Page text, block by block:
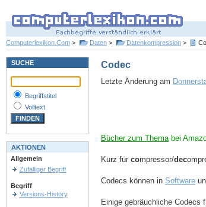
Computerlexikon.Com > Daten > Datenkompression >
Codec
Letzte Änderung am
Bücher zum Themabei
Kurz für compressor/dec
Codecs können in Software
Einige gebräuchliche Codecs
SUCHE
Begriffstitel
Volltext
AKTIONEN
Allgemein
Zufälliger Begriff
Begriff
Versions-History